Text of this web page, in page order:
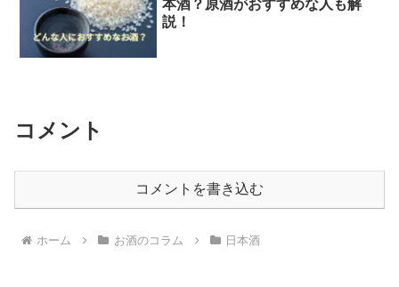
本酒？原酒がおすすめな人も解
説！
コメント
コメントを書き込む
ホーム お酒のコラム 日本酒